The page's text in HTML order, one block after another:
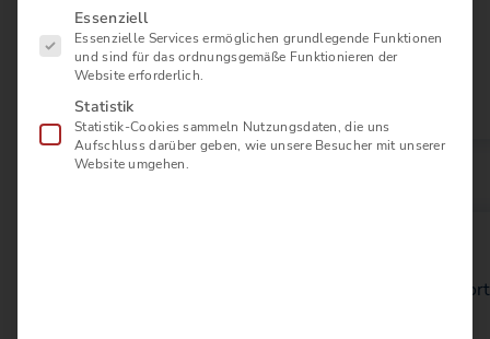
Pools für Makler
Mitgliedschaft
Es folgt eine Liste der Service-Gruppen, für die eine
Essenziell
Essenzielle Services ermöglichen grundlegende Funktionen
und sind für das ordnungsgemäße Funktionieren der
Website erforderlich.
Statistik
Statistik-Cookies sammeln Nutzungsdaten, die uns
Aufschluss darüber geben, wie unsere Besucher mit unserer
Website umgehen.